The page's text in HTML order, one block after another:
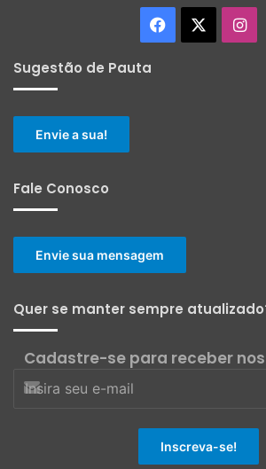
Facebook
Sugestão de Pauta
Envie a sua!
Fale Conosco
Envie sua mensagem
Quer se manter sempre
Cadastre-se para receber